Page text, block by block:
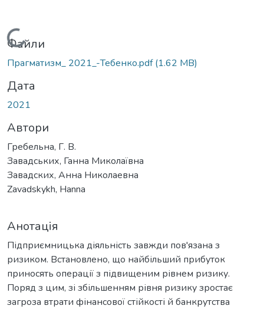
Вантажиться...
Файли
Прагматизм_ 2021_-Тебенко.pdf(1.62 MB)
Дата
2021
Автори
Гребельна, Г. В.
Завадських, Ганна Миколаївна
Завадских, Анна Николаевна
Zavadskykh, Hanna
Анотація
Підприємницька діяльність завжди пов'язана з
ризиком. Встановлено, що найбільший прибуток
приносять операції з підвищеним рівнем ризику.
Поряд з цим, зі збільшенням рівня ризику зростає
загроза втрати фінансової стійкості й банкрутства